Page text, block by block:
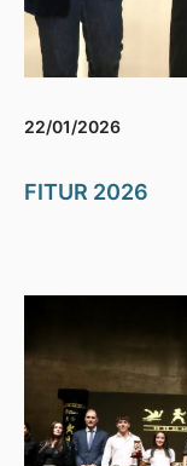
22/01/2026
FITUR 2026